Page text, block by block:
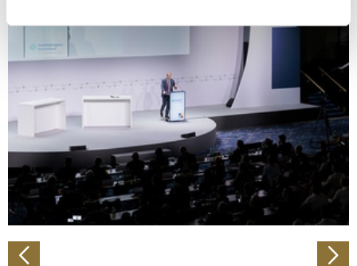
bestimmten Merkmalen (Fingerprinting) identifizieren
Erfahren Sie mehr darüber, wie Ihre persönlichen Daten
verarbeitet werden, und legen Sie Ihre Präferenzen im
Abschnitt Einzelheiten
fest.
Wir verwenden Cookies, um Inhalte und Anzeigen zu
personalisieren, Funktionen für soziale Medien anbieten
zu können und die Zugriffe auf unsere Website zu
analysieren. Außerdem geben wir Informationen zu Ihrer
Verwendung unserer Website an unsere Partner für
Partner führen diese Informationen möglicherweise mit